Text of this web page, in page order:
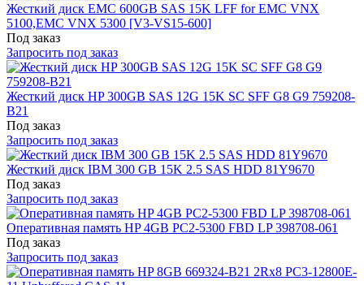
Жесткий диск EMC 600GB SAS 15K LFF for EMC VNX
5100,EMC VNX 5300 [V3-VS15-600]
Под заказ
Запросить под заказ
Жесткий диск HP 300GB SAS 12G 15K SC SFF G8 G9 759208-
B21
Под заказ
Запросить под заказ
Жесткий диск IBM 300 GB 15K 2.5 SAS HDD 81Y9670
Под заказ
Запросить под заказ
Оперативная память HP 4GB PC2-5300 FBD LP 398708-061
Под заказ
Запросить под заказ